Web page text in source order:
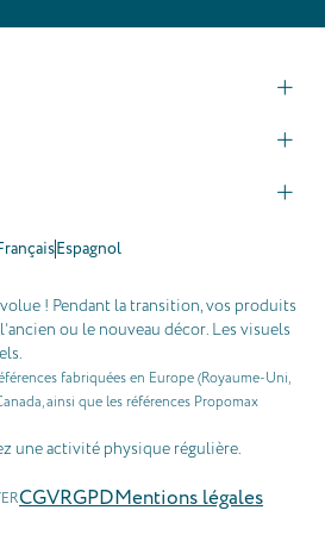
Espagnol
! Pendant la transition, vos produits
ou le nouveau décor. Les visuels
fabriquées en Europe (Royaume-Uni,
ainsi que les références Propomax
une activité physique régulière.
CGVRGPDMentions légales